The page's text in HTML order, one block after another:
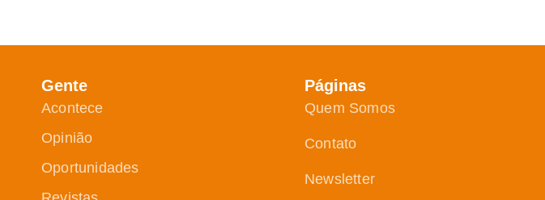
Gente
Acontece
Opinião
Oportunidades
Páginas
Quem Somos
Contato
Newsletter